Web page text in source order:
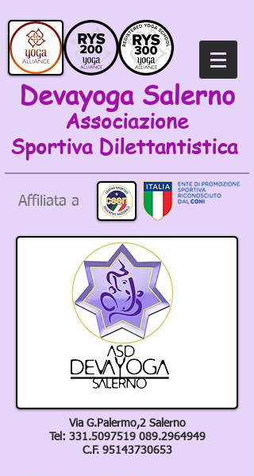
Devayoga Salerno
Associazione
Sportiva Dilettantistica
Affiliata a
Via G.Palermo,2 Salerno
Tel: 331.5097519 089.2964949
C.F. 95143730653